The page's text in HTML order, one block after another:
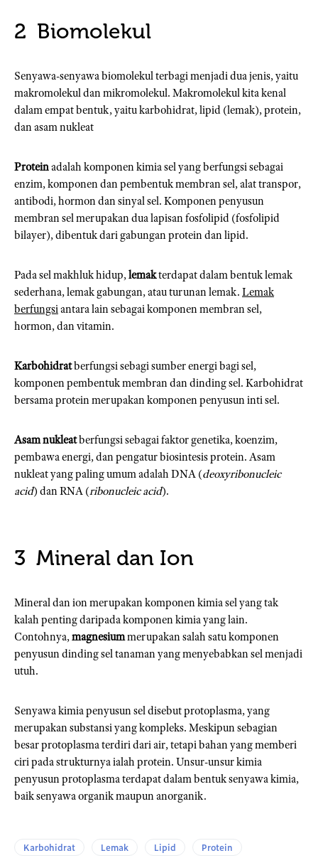
Biomolekul
Senyawa-senyawa biomolekul terbagi menjadi dua jenis, yaitu
makromolekul dan mikromolekul. Makromolekul kita kenal
dalam empat bentuk, yaitu karbohidrat, lipid (lemak), protein,
dan asam nukleat
Proteinadalah komponen kimia sel yang berfungsi sebagai
enzim, komponen dan pembentuk membran sel, alat transpor,
antibodi, hormon dan sinyal sel. Komponen penyusun
membran sel merupakan dua lapisan fosfolipid (fosfolipid
bilayer), dibentuk dari gabungan protein dan lipid.
Pada sel makhluk hidup,lemakterdapat dalam bentuk lemak
sederhana, lemak gabungan, atau turunan lemak. Lemak
berfungsiantara lain sebagai komponen membran sel,
hormon, dan vitamin.
Karbohidratberfungsi sebagi sumber energi bagi sel,
komponen pembentuk membran dan dinding sel. Karbohidrat
bersama protein merupakan komponen penyusun inti sel.
Asam nukleatberfungsi sebagai faktor genetika, koenzim,
pembawa energi, dan pengatur biosintesis protein. Asam
nukleat yang paling umum adalah DNA (deoxyribonucleic
acid) dan RNA (ribonucleic acid).
Mineral dan Ion
Mineral dan ion merupakan komponen kimia sel yang tak
kalah penting daripada komponen kimia yang lain.
Contohnya,magnesiummerupakan salah satu komponen
penyusun dinding sel tanaman yang menyebabkan sel menjadi
utuh.
Senyawa kimia penyusun sel disebut protoplasma, yang
merupakan substansi yang kompleks. Meskipun sebagian
besar protoplasma terdiri dari air, tetapi bahan yang memberi
ciri pada strukturnya ialah protein. Unsur-unsur kimia
penyusun protoplasma terdapat dalam bentuk senyawa kimia,
baik senyawa organik maupun anorganik.
Karbohidrat Lemak Lipid Protein